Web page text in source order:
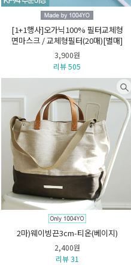
[1+1행사]오가닉100% 필터교체형
면마스크 / 교체형필터(20매)[별매]
3,900원
리뷰 505
2마)웨이빙끈3cm-티온(베이지)
2,400원
리뷰 31